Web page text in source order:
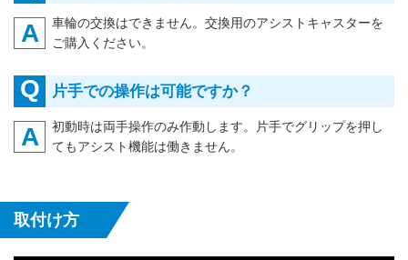
A
車輪の交換はできません。交換用のアシストキャスターを
ご購入ください。
Q 片手での操作は可能ですか？
A
初動時は両手操作のみ作動します。片手でグリップを押し
てもアシスト機能は働きません。
取付け方